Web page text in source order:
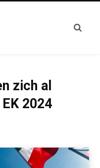
zich al
2024